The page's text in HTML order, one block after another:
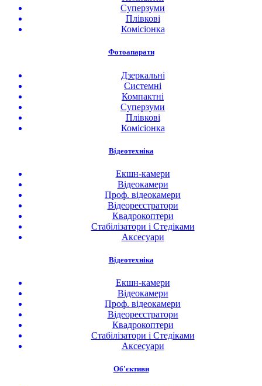
Суперзуми
Плівкові
Комісіонка
Фотоапарати
Дзеркальні
Системні
Компактні
Суперзуми
Плівкові
Комісіонка
Відеотехніка
Екшн-камери
Відеокамери
Проф. відеокамери
Відеореєстратори
Квадрокоптери
Стабілізатори і Стедіками
Аксесуари
Відеотехніка
Екшн-камери
Відеокамери
Проф. відеокамери
Відеореєстратори
Квадрокоптери
Стабілізатори і Стедіками
Аксесуари
Об'єктиви